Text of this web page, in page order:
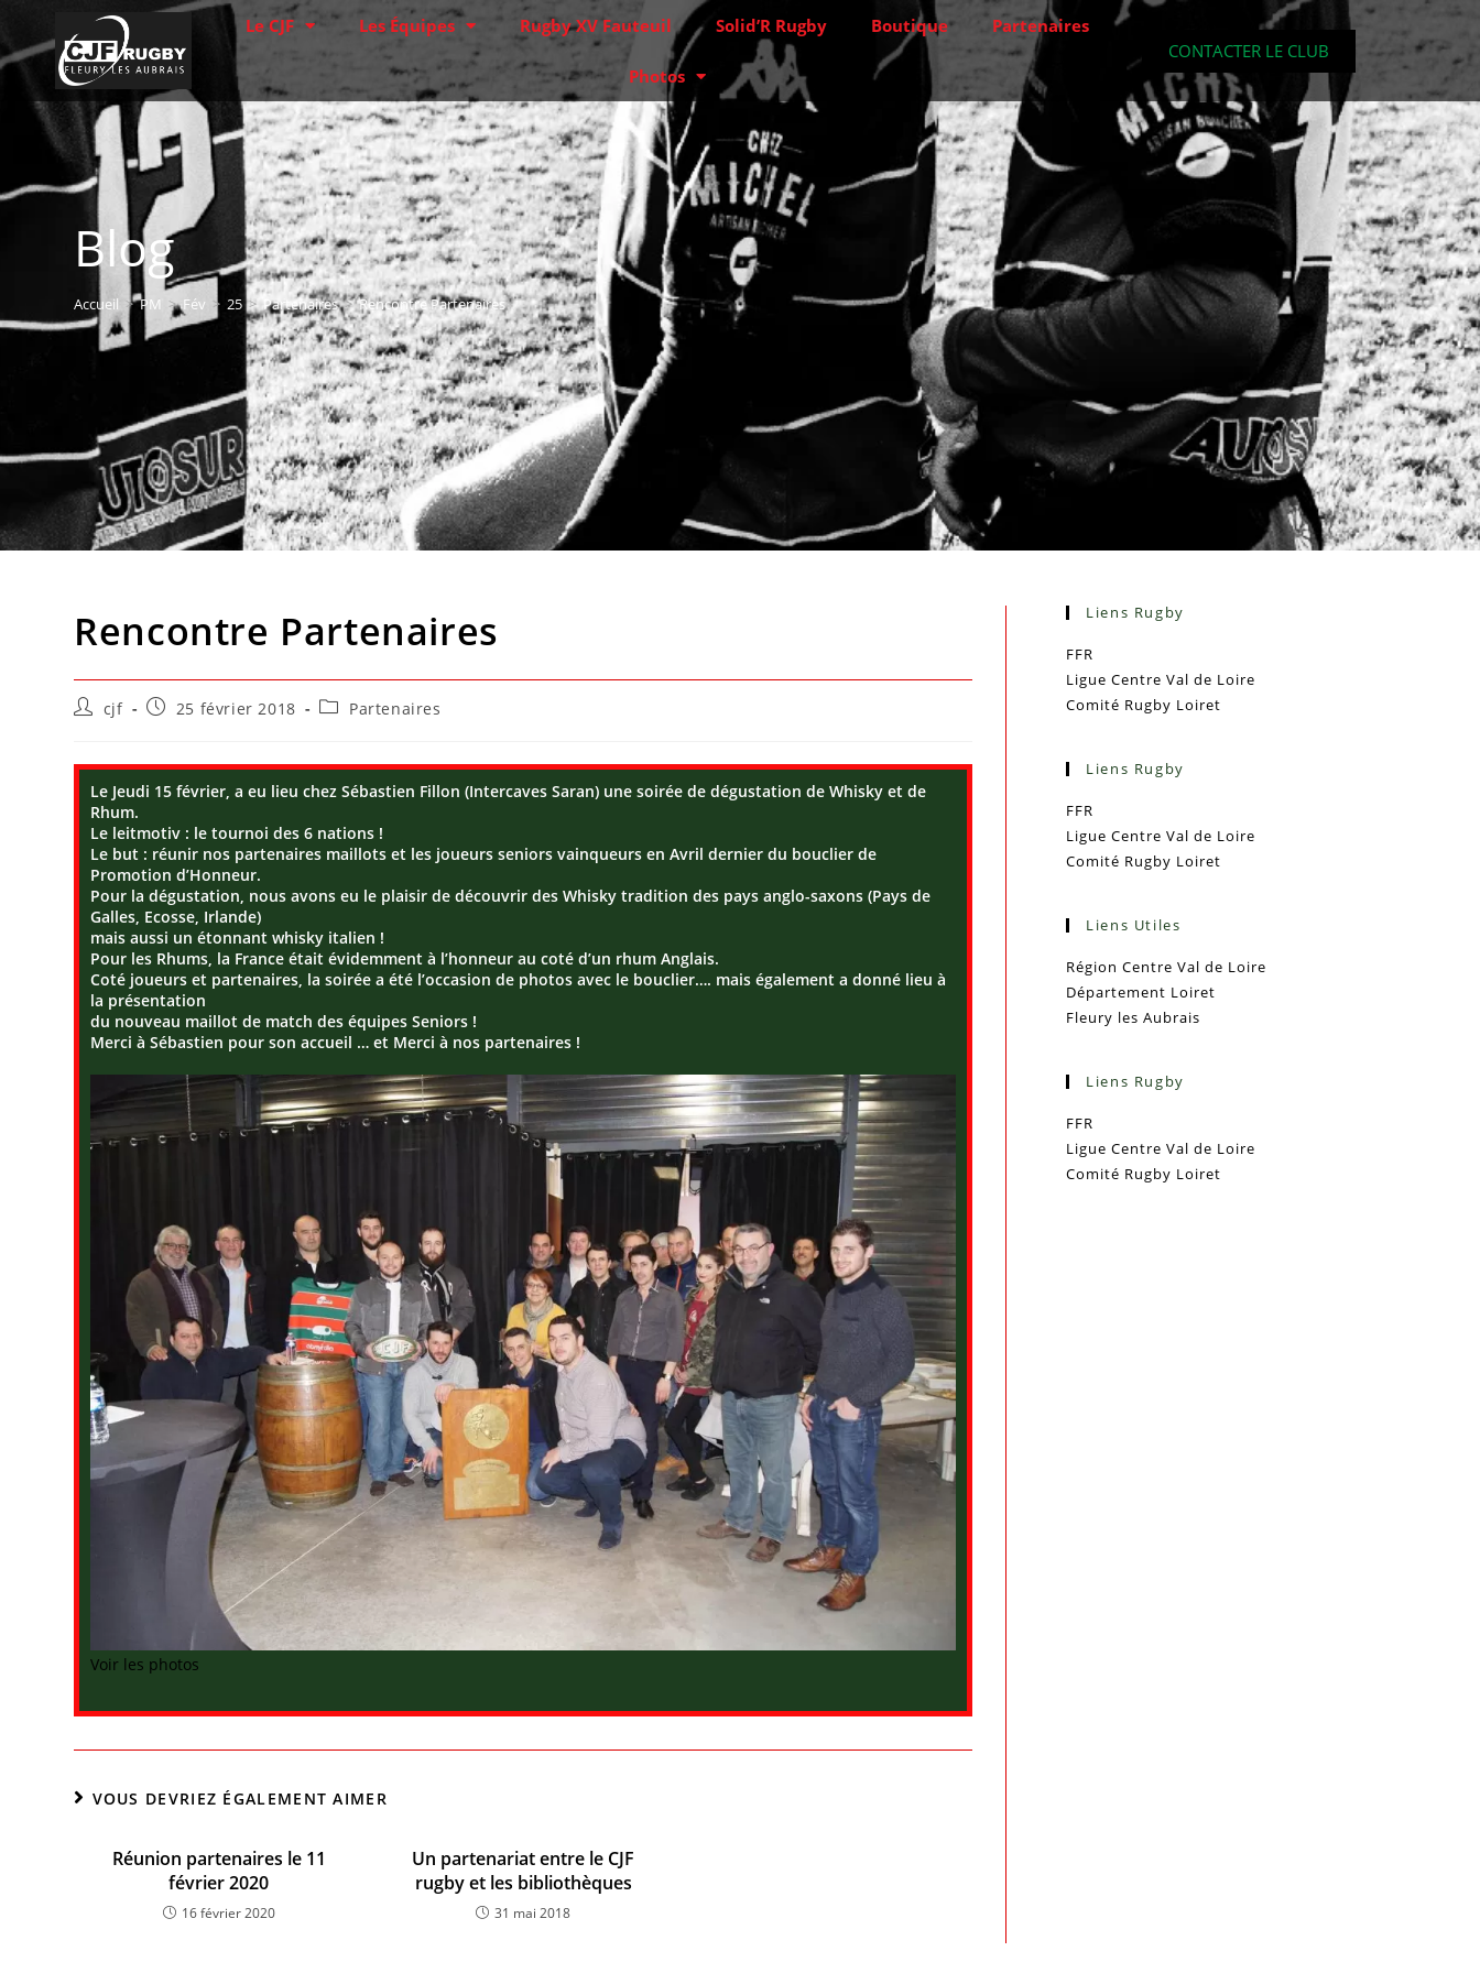
Le CJF Les Équipes Rugby XV Fauteuil Solid’R Rugby Boutique Partenaires
Photos
CONTACTER LE CLUB
Blog
Accueil > PM > Fév > 25 > Partenaires > Rencontre Partenaires
Rencontre Partenaires
cjf 25 février 2018 Partenaires
Le Jeudi 15 février, a eu lieu chez Sébastien Fillon (Intercaves Saran) une soirée de dégustation de Whisky et de
Rhum.
Le leitmotiv : le tournoi des 6 nations !
Le but : réunir nos partenaires maillots et les joueurs seniors vainqueurs en Avril dernier du bouclier de
Promotion d’Honneur.
Pour la dégustation, nous avons eu le plaisir de découvrir des Whisky tradition des pays anglo-saxons (Pays de
Galles, Ecosse, Irlande)
mais aussi un étonnant whisky italien !
Pour les Rhums, la France était évidemment à l’honneur au coté d’un rhum Anglais.
Coté joueurs et partenaires, la soirée a été l’occasion de photos avec le bouclier…. mais également a donné lieu à
la présentation
du nouveau maillot de match des équipes Seniors !
Merci à Sébastien pour son accueil … et Merci à nos partenaires !
Voir les photos
VOUS DEVRIEZ ÉGALEMENT AIMER
Réunion partenaires le 11
février 2020
16 février 2020
Un partenariat entre le CJF
rugby et les bibliothèques
31 mai 2018
Liens Rugby
FFR
Ligue Centre Val de Loire
Comité Rugby Loiret
Liens Rugby
FFR
Ligue Centre Val de Loire
Comité Rugby Loiret
Liens Utiles
Région Centre Val de Loire
Département Loiret
Fleury les Aubrais
Liens Rugby
FFR
Ligue Centre Val de Loire
Comité Rugby Loiret